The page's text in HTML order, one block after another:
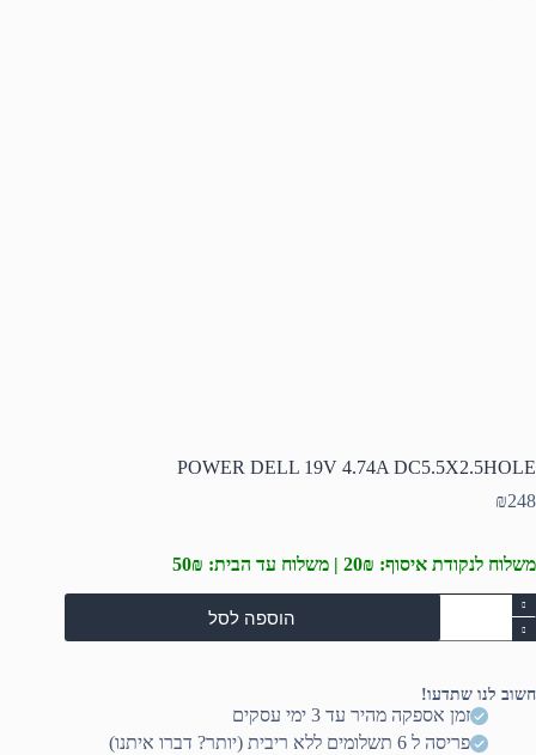
POWER DELL 19V 4.74A DC5.5X2.5HOLE
₪248
משלוח לנקודת איסוף: 20₪ | משלוח עד הבית: 50₪
כמות
של
POWER
4.74A
DC5.5X2.5HOLE
הוספה לסל
חשוב לנו שתדעו!
זמן אספקה מהיר עד 3 ימי עסקים
פריסה ל 6 תשלומים ללא ריבית (יותר? דברו איתנו)